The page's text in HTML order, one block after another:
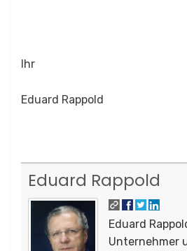
Ihr
Eduard Rappold
Eduard Rappold
Eduard
Unternehmer